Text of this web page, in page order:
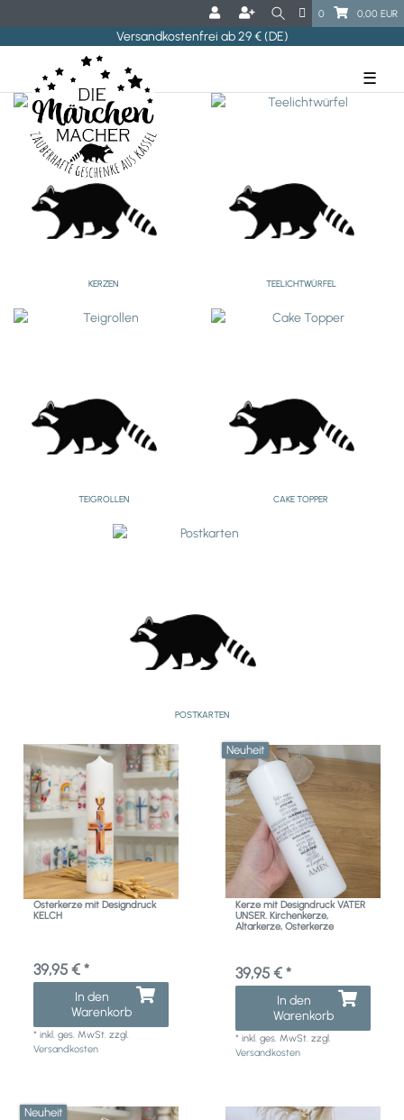
0 0,00 EUR
Versandkostenfrei ab 29 € (DE)
☰
KERZEN TEELICHTWÜRFEL
TEIGROLLEN CAKE TOPPER
POSTKARTEN
Osterkerze mit Designdruck
KELCH
39,95 € *
In den
Warenkorb
*inkl. ges. MwSt. zzgl.
Versandkosten
Neuheit
Kerze mit Designdruck VATER
UNSER. Kirchenkerze,
Altarkerze, Osterkerze
39,95 € *
In den
Warenkorb
*inkl. ges. MwSt. zzgl.
Versandkosten
Neuheit